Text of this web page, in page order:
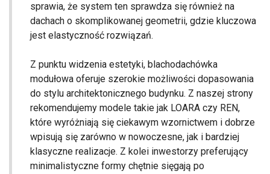
sprawia, że system ten sprawdza się również na
dachach o skomplikowanej geometrii, gdzie kluczowa
jest elastyczność rozwiązań.
Z punktu widzenia estetyki, blachodachówka
modułowa oferuje szerokie możliwości dopasowania
do stylu architektonicznego budynku. Z naszej strony
rekomendujemy modele takie jak LOARA czy REN,
które wyróżniają się ciekawym wzornictwem i dobrze
wpisują się zarówno w nowoczesne, jak i bardziej
klasyczne realizacje. Z kolei inwestorzy preferujący
minimalistyczne formy chętnie sięgają po